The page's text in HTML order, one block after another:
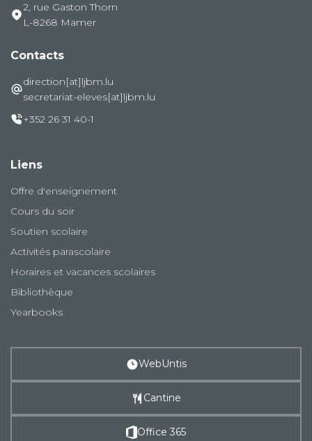
2, rue Gaston Thorn
L-8268 Mamer
Contacts
direction[at]ljbm.lu
secretariat-eleves[at]ljbm.lu
+352 26 31 40-1
Liens
Offre d'enseignement
Cours du soir
Soutien scolaire
Activités parascolaire
Horaires et vacances scolaires
Bibliothèque
Yearbooks
WebUntis
Cantine
Office 365